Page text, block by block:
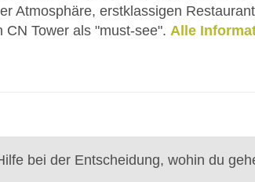
Atmosphäre, erstklassigen
Tower als "must-see". Alle
bei der Entscheidung, wohin du